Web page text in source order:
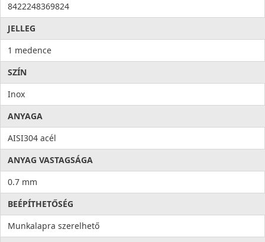
8422248369824
JELLEG
1 medence
SZÍN
Inox
ANYAGA
AISI304 acél
ANYAG VASTAGSÁGA
0.7 mm
BEÉPÍTHETŐSÉG
Munkalapra szerelhető